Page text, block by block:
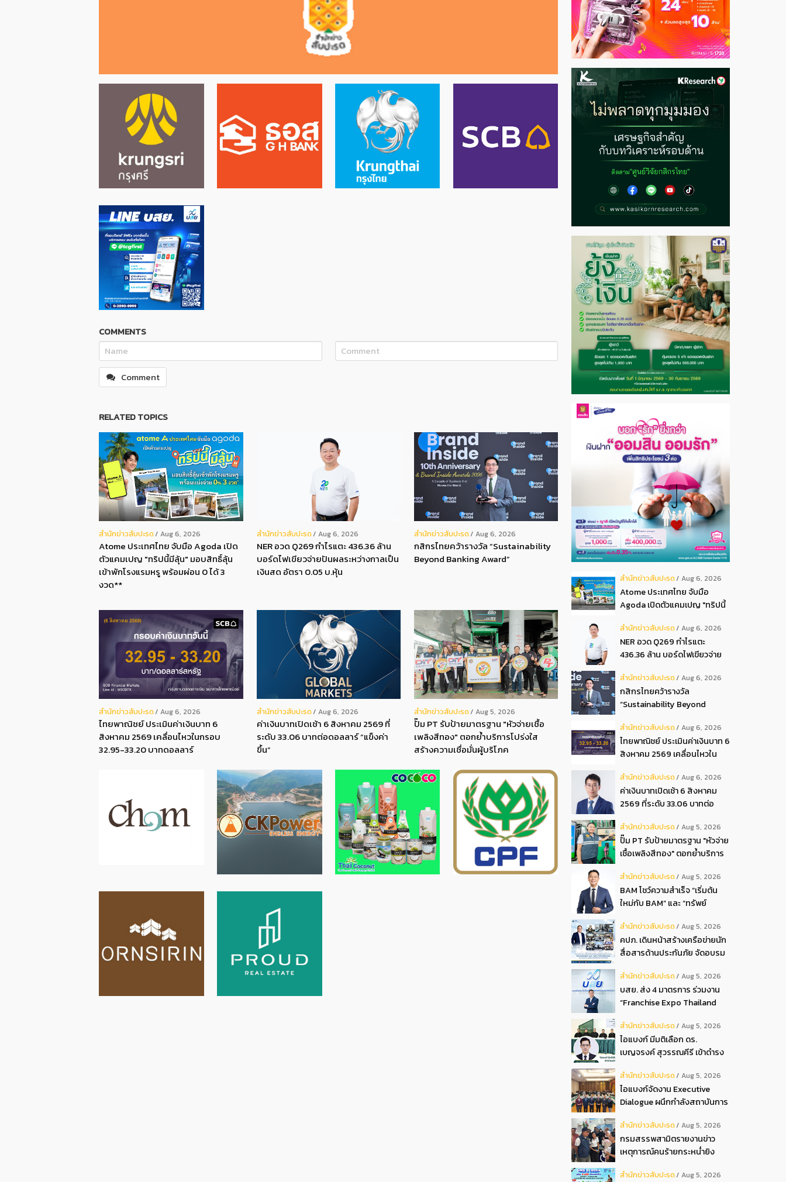
COMMENTS
Comment
RELATED TOPICS
สํานักข่าวสับปะรด Aug 6, 2026
Atome ประเทศไทย จับมือ Agoda เปิด
ตัวแคมเปญ "ทริปนี้มีลุ้น" มอบสิทธิ์ลุ้น
เข้าพักโรงแรมหรู พร้อมผ่อน 0 ได้ 3
งวด**
สํานักข่าวสับปะรด Aug 6, 2026
NER อวด Q269 กำไรแตะ 436.36 ล้าน
บอร์ดไฟเขียวจ่ายปันผลระหว่างกาลเป็น
เงินสด อัตรา 0.05 บ.หุ้น
สํานักข่าวสับปะรด Aug 6, 2026
กสิกรไทยคว้ารางวัล “Sustainability
Beyond Banking Award”
สํานักข่าวสับปะรด Aug 6, 2026
ไทยพาณิชย์ ประเมินค่าเงินบาท 6
สิงหาคม 2569 เคลื่อนไหวในกรอบ
32.95-33.20 บาทดอลลาร์
สํานักข่าวสับปะรด Aug 6, 2026
ค่าเงินบาทเปิดเช้า 6 สิงหาคม 2569 ที่
ระดับ 33.06 บาทต่อดอลลาร์ “แข็งค่า
ขึ้น”
สํานักข่าวสับปะรด Aug 5, 2026
ปั๊ม PT รับป้ายมาตรฐาน "หัวจ่ายเชื้อ
เพลิงสีทอง" ตอกย้ำบริการโปร่งใส
สร้างความเชื่อมั่นผู้บริโภค
สํานักข่าวสับปะรด Aug 6, 2026
Atome ประเทศไทย จับมือ
Agoda เปิดตัวแคมเปญ "ทริปนี้
โรงแรมหรู พร้อมผ่อน 0 ได้ 3
งวด**
สํานักข่าวสับปะรด Aug 6, 2026
NER อวด Q269 กำไรแตะ
436.36 ล้าน บอร์ดไฟเขียวจ่าย
อัตรา 0.05 บ.หุ้น
สํานักข่าวสับปะรด Aug 6, 2026
กสิกรไทยคว้ารางวัล
“Sustainability Beyond
สํานักข่าวสับปะรด Aug 6, 2026
ไทยพาณิชย์ ประเมินค่าเงินบาท 6
สิงหาคม 2569 เคลื่อนไหวใน
ดอลลาร์
สํานักข่าวสับปะรด Aug 6, 2026
ค่าเงินบาทเปิดเช้า 6 สิงหาคม
2569 ที่ระดับ 33.06 บาทต่อ
สํานักข่าวสับปะรด Aug 5, 2026
ปั๊ม PT รับป้ายมาตรฐาน "หัวจ่าย
เชื้อเพลิงสีทอง" ตอกย้ำบริการ
บริโภค
สํานักข่าวสับปะรด Aug 5, 2026
BAM โชว์ความสำเร็จ “เริ่มต้น
ใหม่กับ BAM” และ “ทรัพย์
2026
สํานักข่าวสับปะรด Aug 5, 2026
คปภ. เดินหน้าสร้างเครือข่ายนัก
สื่อสารด้านประกันภัย จัดอบรม
สํานักข่าวสับปะรด Aug 5, 2026
บสย. ส่ง 4 มาตรการ ร่วมงาน
“Franchise Expo Thailand
สํานักข่าวสับปะรด Aug 5, 2026
ไอแบงก์ มีมติเลือก ดร.
เบญจรงค์ สุวรรณคีรี เข้าดำรง
การประชุมวิสามัญผู้ถือหุ้น ครั้ง
ที่ 22569
สํานักข่าวสับปะรด Aug 5, 2026
ไอแบงก์จัดงาน Executive
Dialogue ผนึกกำลังสถาบันการ
ถ่ายทอดประสบการณ์กว่า 40 ปี
เตรียมความพร้อมองค์กรสู่การ
เป็นธนาคารอิสลามแห่งอนาคต
สํานักข่าวสับปะรด Aug 5, 2026
กรมสรรพสามิตรายงานข่าว
เหตุการณ์คนร้ายกระหน่ำยิง
ปัตตานี สาขามายอ
สํานักข่าวสับปะรด Aug 5, 2026